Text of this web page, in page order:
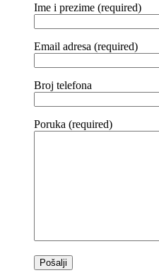
Ime i prezime (required)
Email adresa (required)
Broj telefona
Poruka (required)